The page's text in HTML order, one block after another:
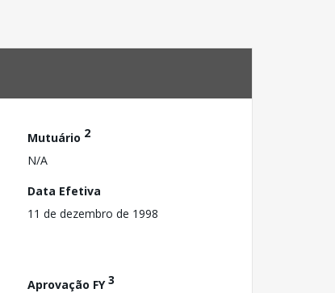
Mutuário 2
N/A
Data Efetiva
11 de dezembro de 1998
Aprovação FY3